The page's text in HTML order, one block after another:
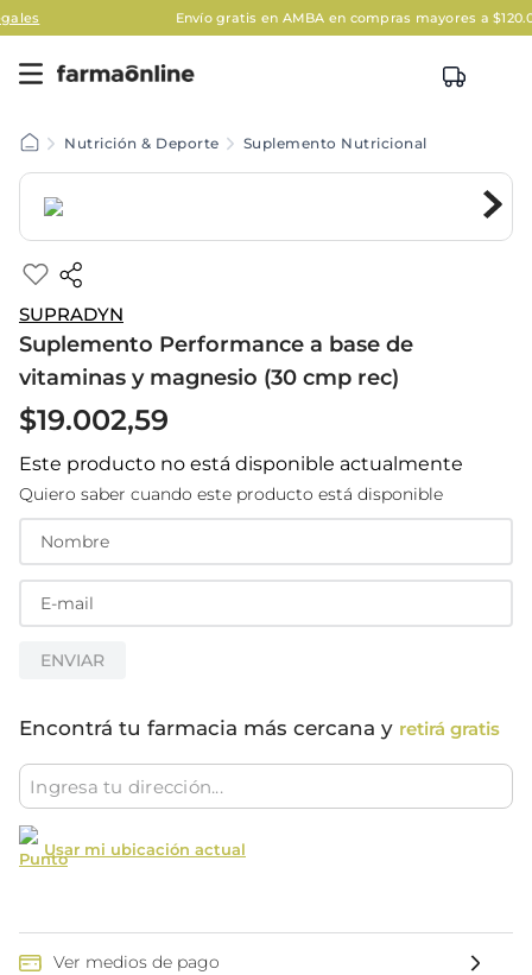
Envío gratis en AMBA en compras mayores a $120.000
Nutrición & Deporte Suplemento Nutricional
SUPRADYN
Suplemento Performance a base de
vitaminas y magnesio (30 cmp rec)
$19.002,59
Este producto no está disponible actualmente
Quiero saber cuando este producto está disponible
ENVIAR
Encontrá tu farmacia más cercana y retirá gratis
Usar mi ubicación actual
Ver medios de pago